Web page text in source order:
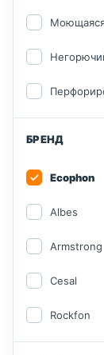
БРЕНД
Ecophon
Albes
Armstrong
Cesal
Rockfon